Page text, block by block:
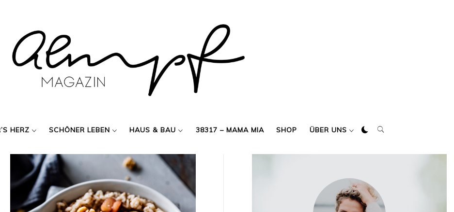
HERZ SCHÖNER LEBEN HAUS & BAU 38317 – MAMA MIA SHOP ÜBER UNS